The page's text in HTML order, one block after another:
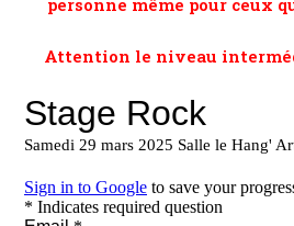
personne même pour ceux
Attention le niveau